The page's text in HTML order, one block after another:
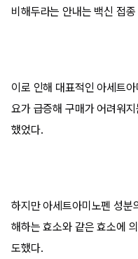
비해두라는 안내는 백신 접
이로 인해 대표적인 아세트
요가 급증해 구매가 어려워
했었다.
하지만 아세트아미노펜 성분
해하는 효소와 같은 효소에
도했다.